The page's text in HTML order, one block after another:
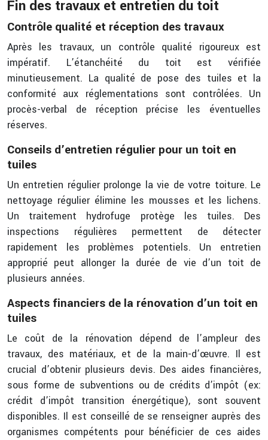
Fin des travaux et entretien du toit
Contrôle qualité et réception des travaux
Après les travaux, un contrôle qualité rigoureux est
impératif. L’étanchéité du toit est vérifiée
minutieusement. La qualité de pose des tuiles et la
conformité aux réglementations sont contrôlées. Un
procès-verbal de réception précise les éventuelles
réserves.
Conseils d’entretien régulier pour un toit en
tuiles
Un entretien régulier prolonge la vie de votre toiture. Le
nettoyage régulier élimine les mousses et les lichens.
Un traitement hydrofuge protège les tuiles. Des
inspections régulières permettent de détecter
rapidement les problèmes potentiels. Un entretien
approprié peut allonger la durée de vie d’un toit de
plusieurs années.
Aspects financiers de la rénovation d’un toit en
tuiles
Le coût de la rénovation dépend de l’ampleur des
travaux, des matériaux, et de la main-d’œuvre. Il est
crucial d’obtenir plusieurs devis. Des aides financières,
sous forme de subventions ou de crédits d’impôt (ex:
crédit d’impôt transition énergétique), sont souvent
disponibles. Il est conseillé de se renseigner auprès des
organismes compétents pour bénéficier de ces aides